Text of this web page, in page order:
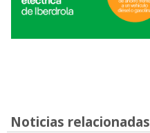
Noticias relacionadas